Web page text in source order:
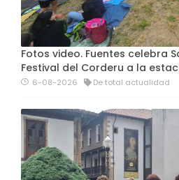
Fotos video. Fuentes celebra
Festival del Corderu a la
6-08-2026 De total actualidad